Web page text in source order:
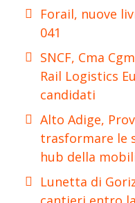
Forail, nuove
041
SNCF, Cma
Rail Logistics
candidati
Alto Adige,
trasformare le
hub della
Lunetta di